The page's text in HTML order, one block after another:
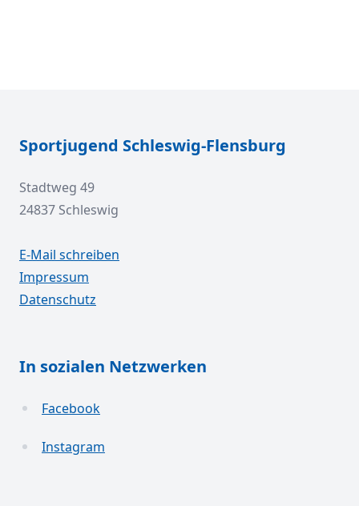
Sportjugend Schleswig-Flensburg
Stadtweg 49
24837 Schleswig
E-Mail schreiben
Impressum
Datenschutz
In sozialen Netzwerken
Facebook
Instagram